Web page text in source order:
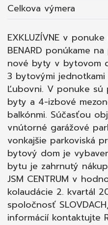
strechy – falcovaný plech - materiál
nadštandardné
značka Velux -
hlinikové -
podlahové,
bytovom dome „A“
štuková omietka -
materiál podlahy
podlahy -
vypínače,
plocha dlažba,
budú odovzdávať ako
priestory vymaľované
domový vrátnik - zvončeky - parkovacie
plochy – betón,
príprava na klímu
Celkova výmera
EXKLUZÍVNE v
BENARD ponúkame
nové byty v bytovom
3 bytovými
Ľubovni. V ponuke sú
byty a 4-izbové
balkónmi. Súčasťou
vnútorné garážové
vonkajšie parkoviská
bytový dom je
bytu je zahrnutý
JSM CENTRUM v
kolaudácie 2. kvartál
spoločnosť
informácií kontaktujte